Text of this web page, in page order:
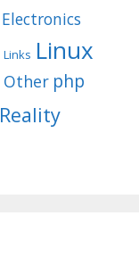
Electronics
Links Linux
Other php
Reality